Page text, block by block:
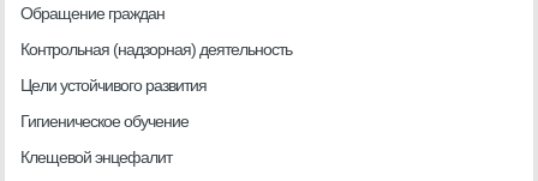
Обращение граждан
Контрольная (надзорная) деятельность
Цели устойчивого развития
Гигиеническое обучение
Клещевой энцефалит